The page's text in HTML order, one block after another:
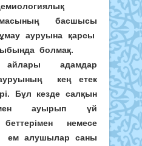
басшысы
ауруына қарсы
болмақ.
айлары адамдар
кең етек
Бұл кезде салқын
ауырып үй
немесе
ем алушылар саны